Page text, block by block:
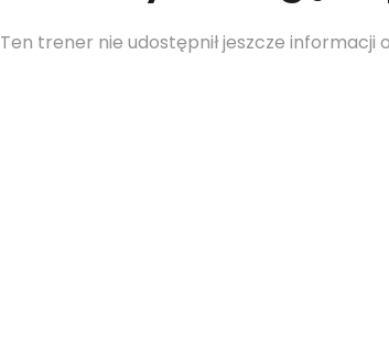
Ten trener nie udostępnił jeszcze informacji